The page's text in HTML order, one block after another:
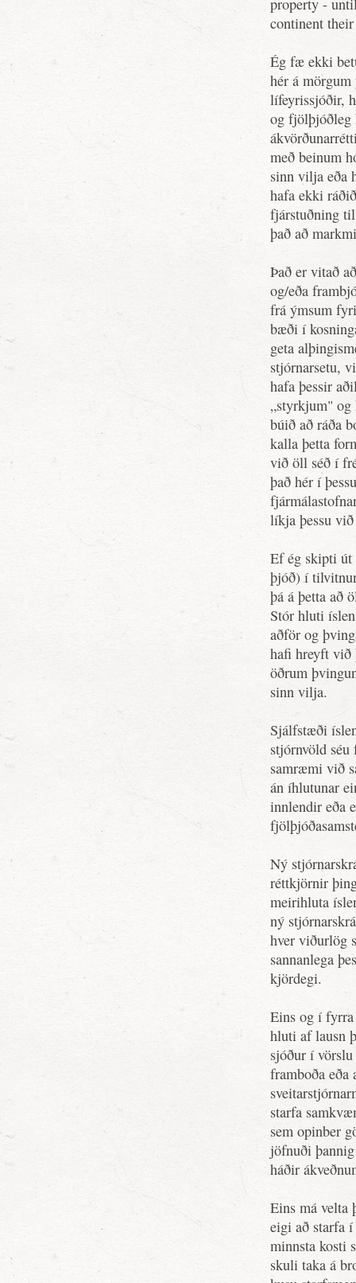
property -
continent
Ég fæ ekki
hér á
lífeyrissjóðir,
og fjölþjóðleg
með beinum
sinn vilja eða
hafa ekki
fjárstuðning til
það að
Það er vitað
og/eða
frá ýmsum
bæði í
geta
stjórnarsetu,
hafa þessir
„styrkjum" og
búið að ráða
kalla þetta
við öll séð í
það hér í
líkja þessu
Ef ég skipti út
þjóð) í
þá á þetta að
Stór hluti
aðför og
hafi hreyft við
öðrum
sinn vilja.
Sjálfstæði
stjórnvöld
samræmi við
án íhlutunar
innlendir eða
Ný
réttkjörnir
meirihluta
ný
hver viðurlög
sannanlega
kjördegi.
Eins og í
hluti af lausn
sjóður í
framboða eða
starfa
sem opinber
jöfnuði
háðir
Eins má velta
eigi að starfa
minnsta kosti
skuli taka á